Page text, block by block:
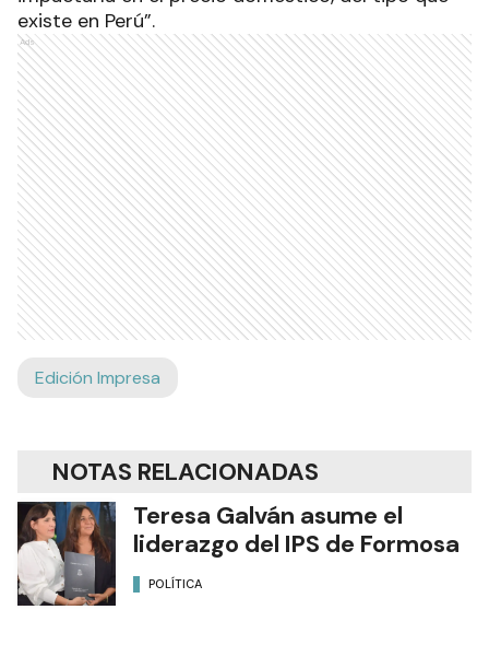
existe en Perú”.
Ads
Edición Impresa
NOTAS RELACIONADAS
Teresa Galván asume el
liderazgo del IPS de Formosa
POLÍTICA